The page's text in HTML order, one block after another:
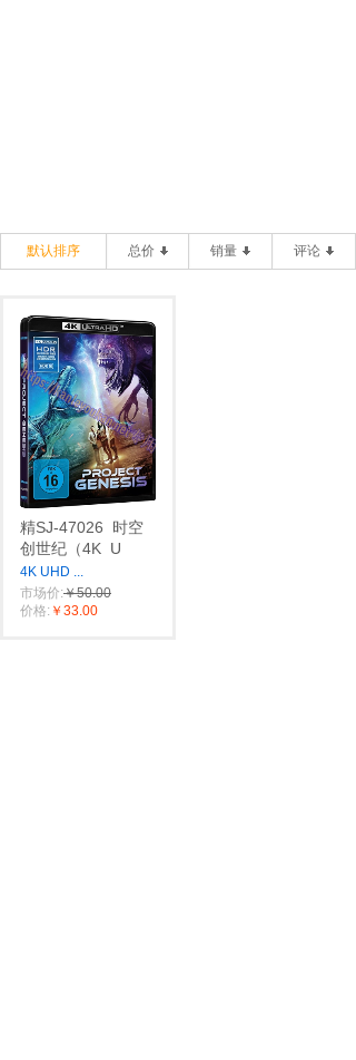
默认排序 总价 销量 评论
精SJ-47026
时空
创世纪（4K U
4K UHD ...
市场价:￥50.00
价格: ￥33.00